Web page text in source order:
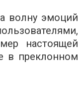
волну эмоций
настоящей
в преклонном